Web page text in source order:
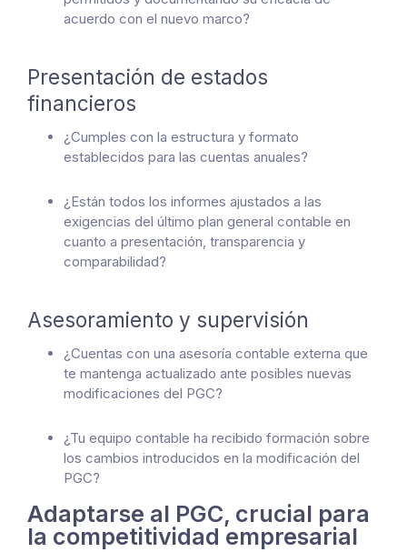
acuerdo con el nuevo marco?
Presentación de estados
financieros
¿Cumples con la estructura y formato
establecidos para las cuentas anuales?
¿Están todos los informes ajustados a las
exigencias del último plan general contable en
cuanto a presentación, transparencia y
comparabilidad?
Asesoramiento y supervisión
¿Cuentas con una asesoría contable externa que
te mantenga actualizado ante posibles nuevas
modificaciones del PGC?
¿Tu equipo contable ha recibido formación sobre
los cambios introducidos en la modificación del
PGC?
Adaptarse al PGC, crucial para
la competitividad empresarial